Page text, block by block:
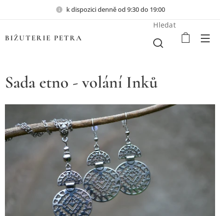
k dispozici denně od 9:30 do 19:00
BIŽUTERIE PETRA
Hledat
Sada etno - volání Inků